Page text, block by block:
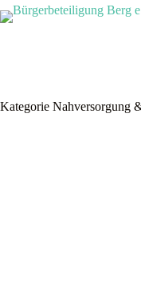
Zum
Inhalt
Kategorie Nahversorgung